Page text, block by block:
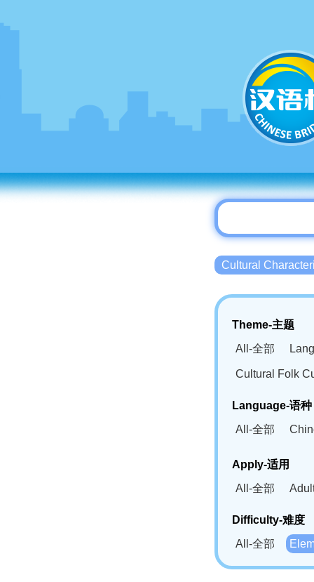
Cultural
Theme-主题
All-全部
Cultural Folk
Language-语种
All-全部
Bahasa
Swahili(SW)-
Apply-适用
All-全部
Difficulty-难度
All-全部